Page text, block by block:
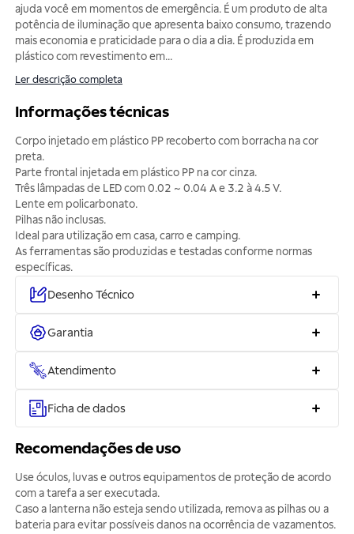
ajuda você em momentos de emergência. É um produto de alta
potência de iluminação que apresenta baixo consumo, trazendo
mais economia e praticidade para o dia a dia. É produzida em
plástico com revestimento em...
Ler descrição completa
Informações técnicas
Corpo injetado em plástico PP recoberto com borracha na cor
preta.
Parte frontal injetada em plástico PP na cor cinza.
Três lâmpadas de LED com 0.02 ~ 0.04 A e 3.2 à 4.5 V.
Lente em policarbonato.
Pilhas não inclusas.
Ideal para utilização em casa, carro e camping.
As ferramentas são produzidas e testadas conforme normas
específicas.
Desenho Técnico
Garantia
Atendimento
Ficha de dados
Recomendações de uso
Use óculos, luvas e outros equipamentos de proteção de acordo
com a tarefa a ser executada.
Caso a lanterna não esteja sendo utilizada, remova as pilhas ou a
bateria para evitar possíveis danos na ocorrência de vazamentos.